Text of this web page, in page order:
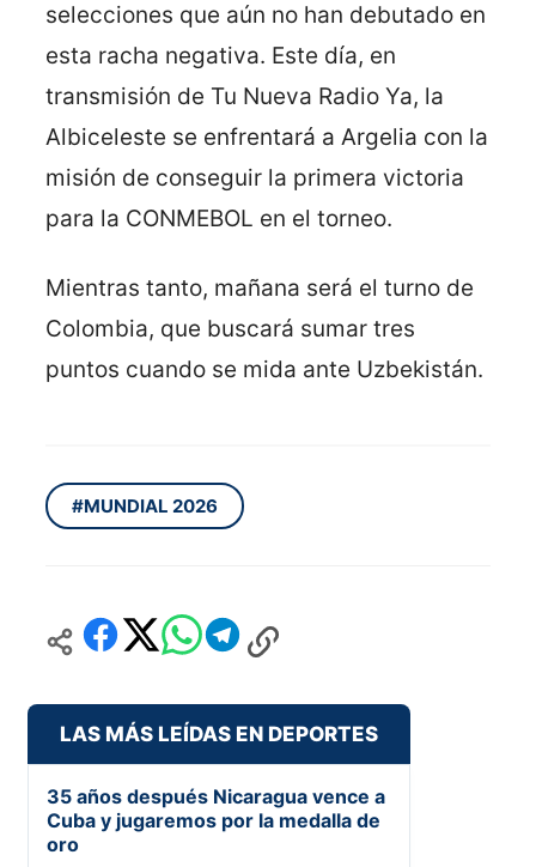
selecciones que aún no han debutado en
esta racha negativa. Este día, en
transmisión de Tu Nueva Radio Ya, la
Albiceleste se enfrentará a Argelia con la
misión de conseguir la primera victoria
para la CONMEBOL en el torneo.
Mientras tanto, mañana será el turno de
Colombia, que buscará sumar tres
puntos cuando se mida ante Uzbekistán.
#MUNDIAL 2026
LAS MÁS LEÍDAS EN DEPORTES
35 años después Nicaragua vence a
Cuba y jugaremos por la medalla de
oro